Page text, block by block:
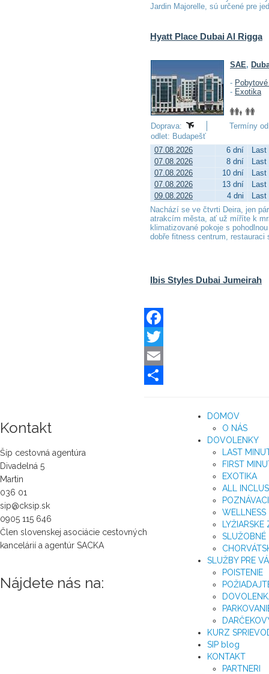
Facebook
Twitter
Email
Kontakt
Šíp cestovná agentúra
Divadelná 5
Martin
036 01
sip@cksip.sk
0905 115 646
Člen slovenskej asociácie cestovných
kancelárií a agentúr SACKA
Nájdete nás na:
DOMOV
O NÁS
DOVOLENKY
LAST
FIRST
EXOTIKA
ALL
SLUŽOBNÉ
SLUŽBY PRE
POISTENIE
KURZ
SIP blog
KONTAKT
PARTNERI